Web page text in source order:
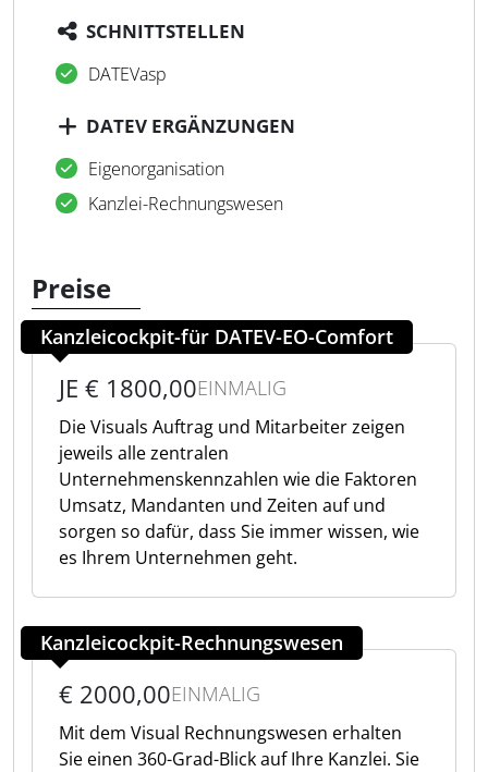
SCHNITTSTELLEN
DATEVasp
DATEV ERGÄNZUNGEN
Eigenorganisation
Kanzlei-Rechnungswesen
Preise
Kanzleicockpit-für DATEV-EO-Comfort
JE € 1800,00EINMALIG
Die Visuals Auftrag und Mitarbeiter zeigen
jeweils alle zentralen
Unternehmenskennzahlen wie die Faktoren
Umsatz, Mandanten und Zeiten auf und
sorgen so dafür, dass Sie immer wissen, wie
es Ihrem Unternehmen geht.
Kanzleicockpit-Rechnungswesen
€ 2000,00EINMALIG
Mit dem Visual Rechnungswesen erhalten
Sie einen 360-Grad-Blick auf Ihre Kanzlei. Sie